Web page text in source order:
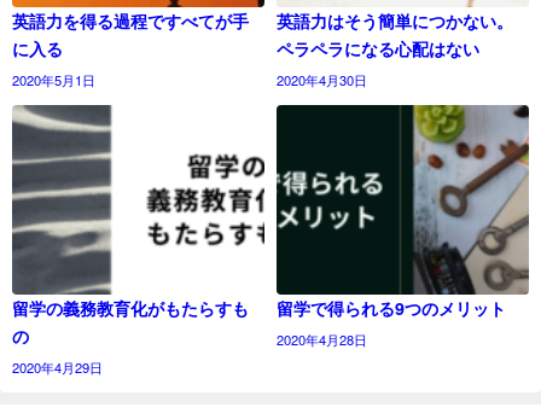
英語力を得る過程ですべてが手
に入る
2020年5月1日
英語力はそう簡単につかない。
ペラペラになる心配はない
2020年4月30日
留学の義務教育化がもたらすも
の
2020年4月29日
留学で得られる9つのメリット
2020年4月28日